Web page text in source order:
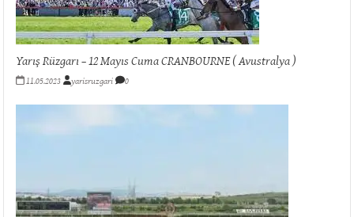
Yarış Rüzgarı – 12 Mayıs Cuma CRANBOURNE ( Avustralya )
11.05.2023 yarisruzgari 0